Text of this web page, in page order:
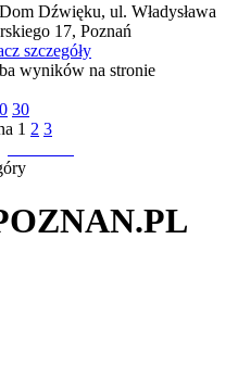
Dom Dźwięku, ul. Władysława
17, Poznań
szczegóły
wyników na stronie
30
1 2 3